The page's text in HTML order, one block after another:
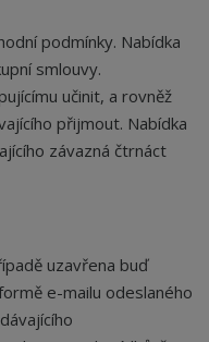
podmínky. Nabídka
smlouvy.
učinit, a rovněž
přijmout. Nabídka
závazná čtrnáct
uzavřena buď
e-mailu odeslaného